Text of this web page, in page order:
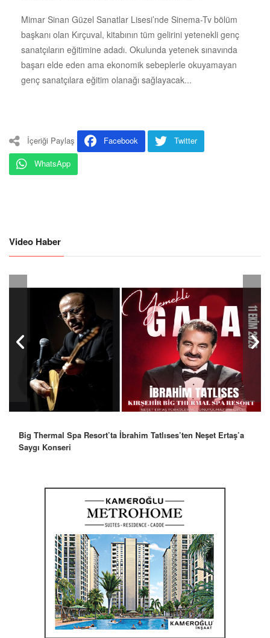
Mimar Sinan Güzel Sanatlar Lisesi’nde Sinema-Tv bölüm
başkanı olan Kırçuval, kitabının tüm gelirini yetenekli genç
sanatçıların eğitimine adadı. Okulunda yetenek sınavında
başarı elde eden ama ekonomik sebeplerle okuyamayan
genç sanatçılara eğitim olanağı sağlayacak...
İçeriği Paylaş Facebook
Twitter
WhatsApp
Video Haber
Big Thermal Spa Resort’ta İbrahim Tatlıses’ten Neşet Ertaş’a
Saygı Konseri